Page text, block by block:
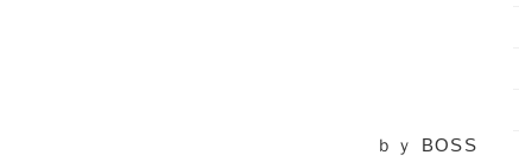
ｂｙ BOSS